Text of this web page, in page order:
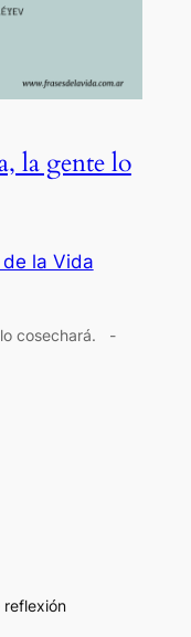
la gente lo
la Vida
lo cosechará. -
reflexión